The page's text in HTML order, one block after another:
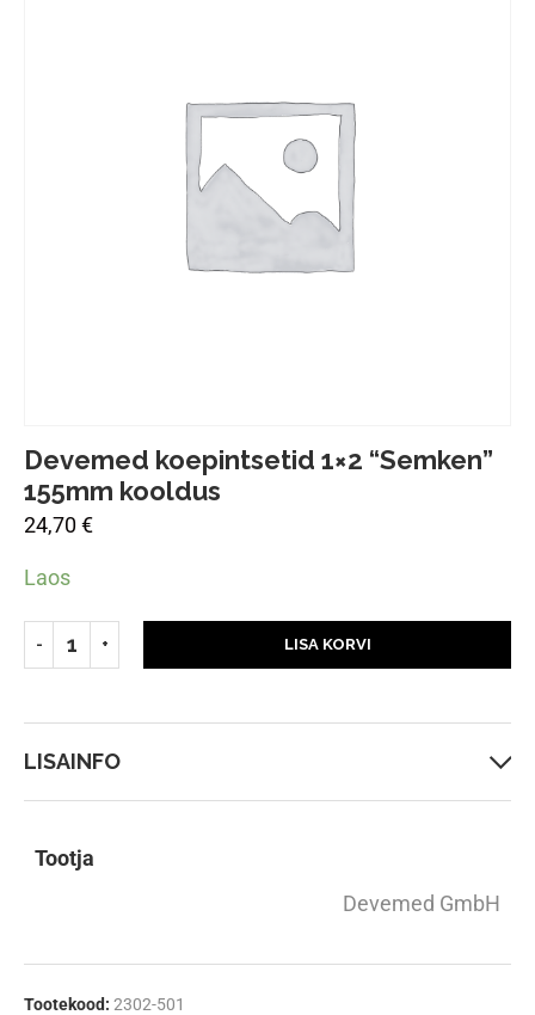
Devemed koepintsetid 1×2 “Semken”
155mm kooldus
24,70€
Laos
LISA KORVI
LISAINFO
Tootja
Devemed GmbH
Tootekood: 2302-501